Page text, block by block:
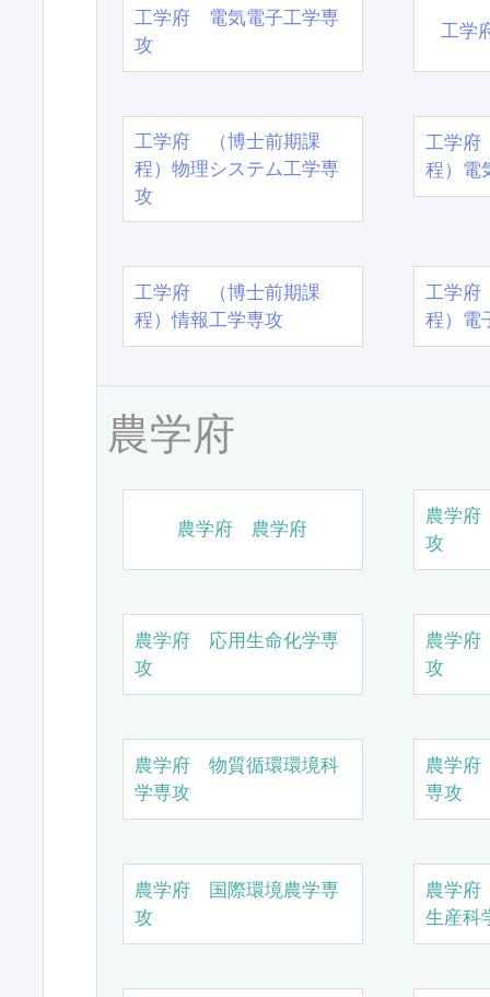
工学府 電気電子工学専
攻
工学
工学府 （博士前期課
程）物理システム工学専
攻
工学
程）電
工学府 （博士前期課
程）情報工学専攻
工学
程）電
農学府
農学府 農学府
農学
攻
農学府 応用生命化学専
攻
農学
攻
農学府 物質循環環境科
学専攻
農学
専攻
農学府 国際環境農学専
攻
農学
生産科